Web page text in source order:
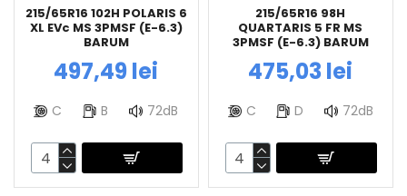
215/65R16 102H POLARIS 6
XL EVc MS 3PMSF (E-6.3)
BARUM
497,49 lei
C B 72dB
215/65R16 98H
QUARTARIS 5 FR MS
3PMSF (E-6.3) BARUM
475,03 lei
C D 72dB